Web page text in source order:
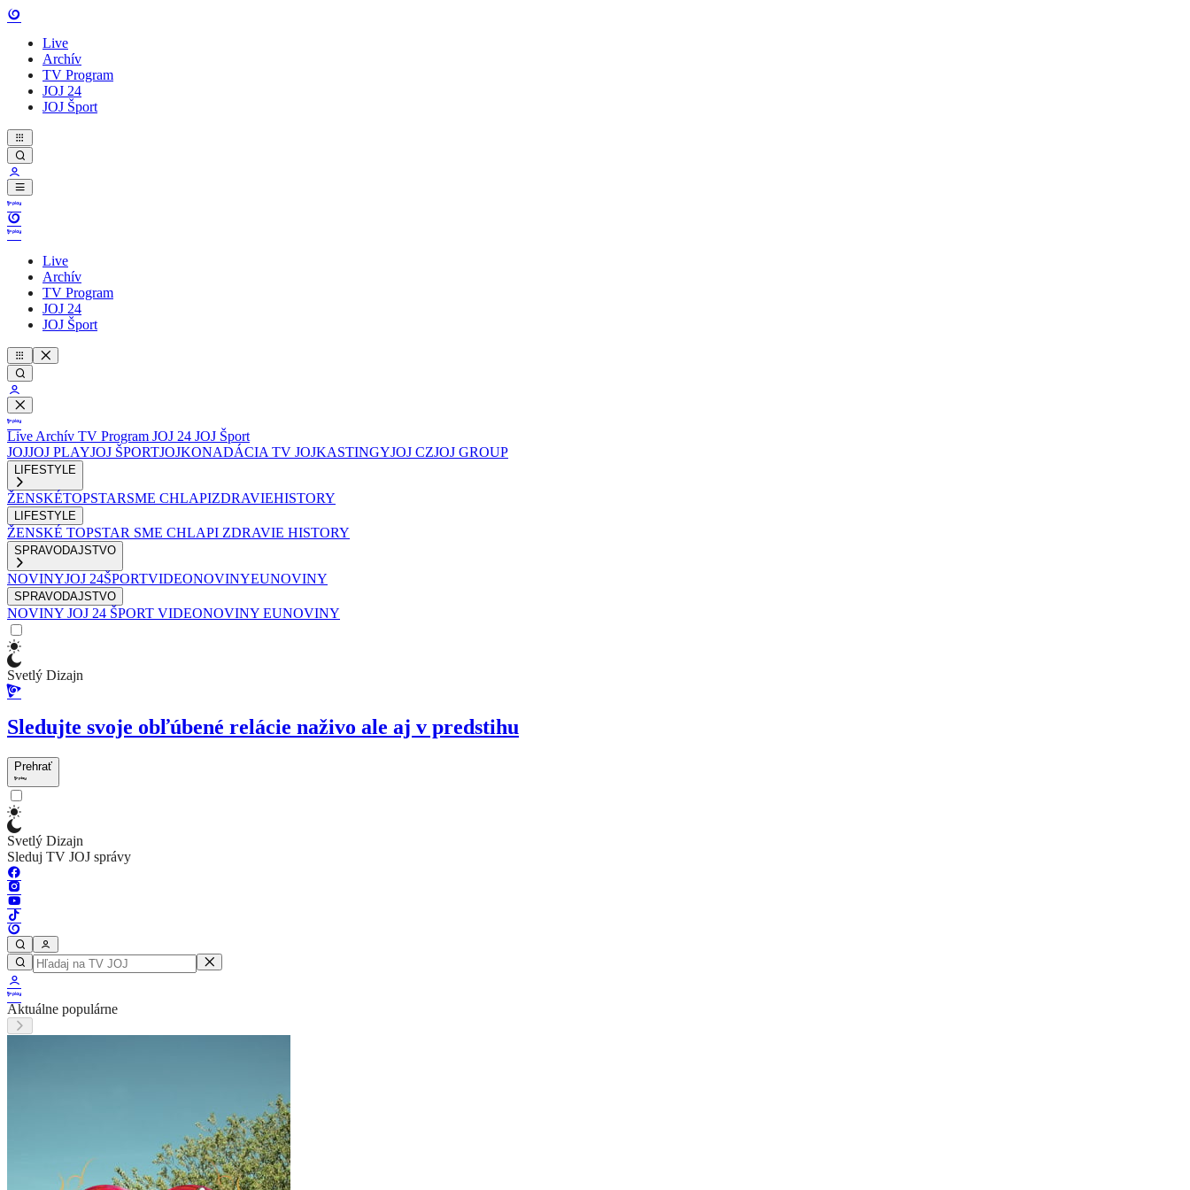
Live
Archív
TV Program
JOJ 24
JOJ Šport
Live
Archív
TV Program
JOJ 24
JOJ Šport
Live Archív TV Program JOJ 24 JOJ Šport
JOJJOJ PLAYJOJ ŠPORTJOJKONADÁCIA TV JOJKASTINGYJOJ CZJOJ GROUP
LIFESTYLE
ŽENSKÉTOPSTARSME CHLAPIZDRAVIEHISTORY
LIFESTYLE
ŽENSKÉ TOPSTAR SME CHLAPI ZDRAVIE HISTORY
SPRAVODAJSTVO
NOVINYJOJ 24ŠPORTVIDEONOVINYEUNOVINY
SPRAVODAJSTVO
NOVINY JOJ 24 ŠPORT VIDEONOVINY EUNOVINY
Svetlý Dizajn
Sledujte svoje obľúbené relácie naživo ale aj v predstihu
Prehrať
Svetlý Dizajn
Sleduj TV JOJ správy
Aktuálne populárne